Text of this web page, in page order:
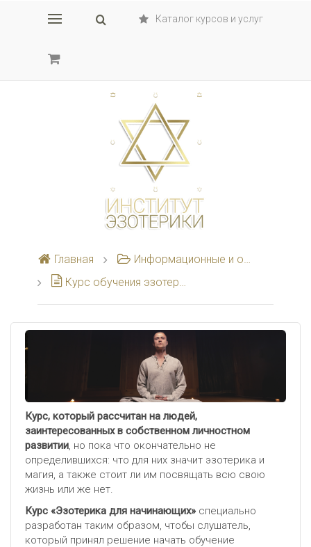
Каталог курсов и услуг
Главная
Информационные и образовательные курсы
Курс обучения эзотерике "Эзотерика для начинающих – 2 блок"
Курс, который рассчитан на людей,
заинтересованных в собственном личностном
развитии , но пока что окончательно не
определившихся: что для них значит эзотерика и
магия, а также стоит ли им посвящать всю свою
жизнь или же нет.
Курс «Эзотерика для начинающих»специально
разработан таким образом, чтобы слушатель,
который принял решение начать обучение